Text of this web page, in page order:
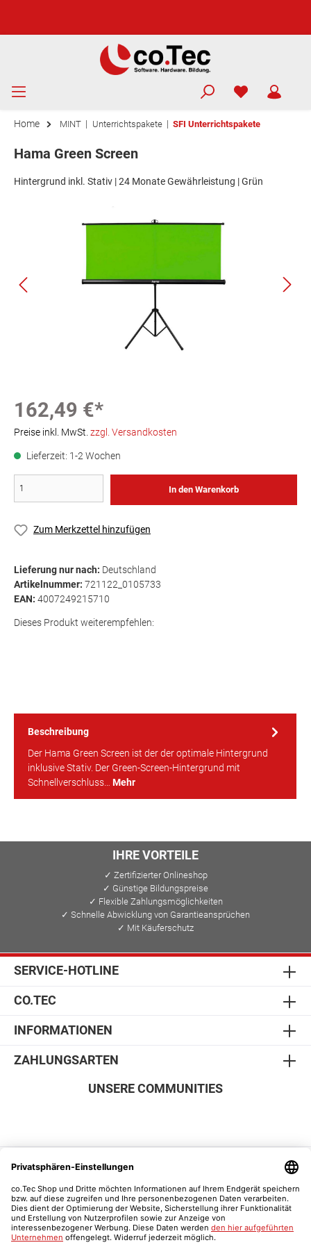
Home MINT | Unterrichtspakete | SFI Unterrichtspakete
Hama Green Screen
Hintergrund inkl. Stativ | 24 Monate Gewährleistung | Grün
162,49 €*
Preise inkl. MwSt. zzgl. Versandkosten
Lieferzeit: 1-2 Wochen
In den Warenkorb
Zum Merkzettel hinzufügen
Lieferung nur nach: Deutschland
Artikelnummer: 721122_0105733
EAN: 4007249215710
Dieses Produkt weiterempfehlen:
Beschreibung
Der Hama Green Screen ist der der optimale Hintergrund
inklusive Stativ. Der Green-Screen-Hintergrund mit
Schnellverschluss… Mehr
IHRE VORTEILE
✓ Zertifizierter Onlineshop
✓ Günstige Bildungspreise
✓ Flexible Zahlungsmöglichkeiten
✓ Schnelle Abwicklung von Garantieansprüchen
✓ Mit Käuferschutz
SERVICE-HOTLINE
CO.TEC
INFORMATIONEN
ZAHLUNGSARTEN
SICHER EINKAUFEN
UNSERE COMMUNITIES